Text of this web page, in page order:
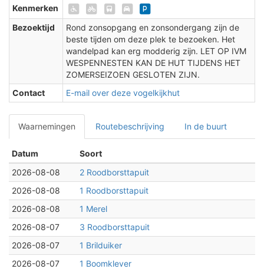
Kenmerken
Bezoektijd
Rond zonsopgang en zonsondergang zijn de
beste tijden om deze plek te bezoeken. Het
wandelpad kan erg modderig zijn. LET OP IVM
WESPENNESTEN KAN DE HUT TIJDENS HET
ZOMERSEIZOEN GESLOTEN ZIJN.
Contact
E-mail over deze vogelkijkhut
Waarnemingen Routebeschrijving In de buurt
Datum
Soort
2026-08-08
2 Roodborsttapuit
2026-08-08
1 Roodborsttapuit
2026-08-08
1 Merel
2026-08-07
3 Roodborsttapuit
2026-08-07
1 Brilduiker
2026-08-07
1 Boomklever